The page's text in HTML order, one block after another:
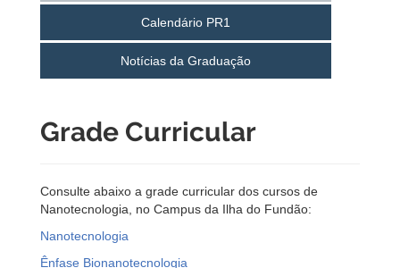
Calendário PR1
Notícias da Graduação
Grade Curricular
Consulte abaixo a grade curricular dos cursos de
Nanotecnologia, no Campus da Ilha do Fundão:
Nanotecnologia
Ênfase Bionanotecnologia